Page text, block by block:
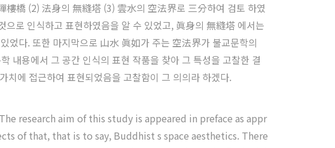
樓橋 (2) 法身의 無縫塔 (3) 雲水의 空法界로 三分하여 검토 하였
로 인식하고 표현하였음을 알 수 있었고, 眞身의 無縫塔 에서는
었다. 또한 마지막으로 山水 眞如가 주는 空法界가 불교문학의
내용에서 그 공간 인식의 표현 작품을 찾아 그 특성을 고찰한 결
치에 접근하여 표현되었음을 고찰함이 그 의의라 하겠다.
research aim of this study is appeared in preface as appr
of that, that is to say, Buddhist s space aesthetics. There